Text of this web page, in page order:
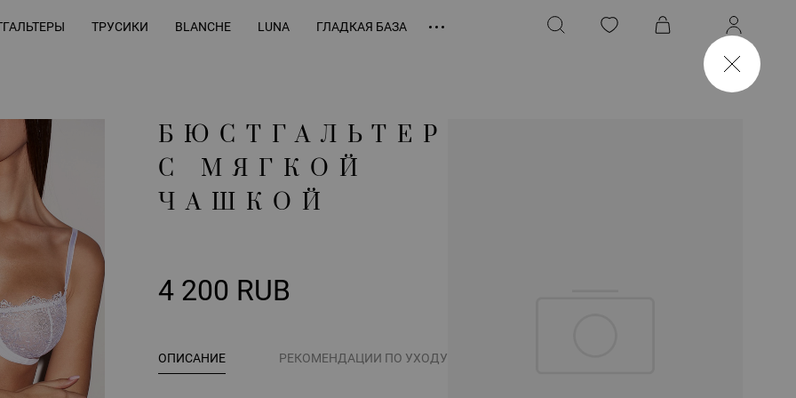
ТРУСИКИ BLANCHE LUNA ГЛАДКАЯ БАЗА
БЮСТГАЛЬТЕР
С МЯГКОЙ
ЧАШКОЙ
4 200 RUB
ОПИСАНИЕ РЕКОМЕНДАЦИИ ПО УХОДУ